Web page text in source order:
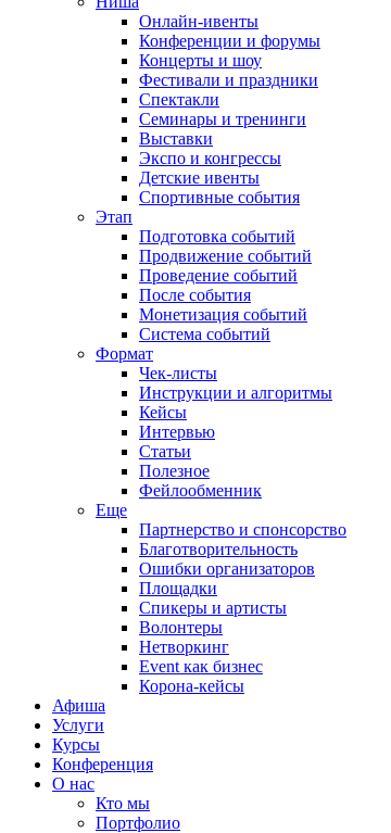
Онлайн-ивенты
Конференции и форумы
Концерты и шоу
Фестивали и праздники
Спектакли
Семинары и тренинги
Выставки
Экспо и конгрессы
Детские ивенты
Спортивные события
Этап
Подготовка событий
Продвижение событий
Проведение событий
После события
Монетизация событий
Система событий
Формат
Чек-листы
Инструкции и алгоритмы
Кейсы
Интервью
Статьи
Полезное
Фейлообменник
Еще
Партнерство и спонсорство
Благотворительность
Ошибки организаторов
Площадки
Спикеры и артисты
Волонтеры
Нетворкинг
Event как бизнес
Корона-кейсы
Афиша
Услуги
Курсы
Конференция
О нас
Кто мы
Портфолио